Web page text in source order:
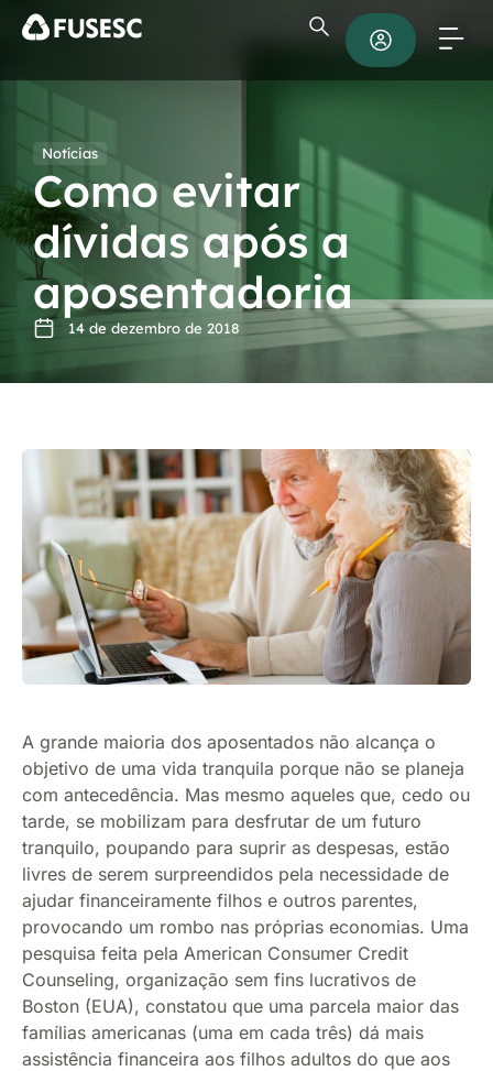
Notícias
Como evitar
dívidas após a
aposentadoria
14 de dezembro de 2018
A grande maioria dos aposentados não alcança o
objetivo de uma vida tranquila porque não se planeja
com antecedência. Mas mesmo aqueles que, cedo ou
tarde, se mobilizam para desfrutar de um futuro
tranquilo, poupando para suprir as despesas, estão
livres de serem surpreendidos pela necessidade de
ajudar financeiramente filhos e outros parentes,
provocando um rombo nas próprias economias. Uma
pesquisa feita pela American Consumer Credit
Counseling, organização sem fins lucrativos de
Boston (EUA), constatou que uma parcela maior das
famílias americanas (uma em cada três) dá mais
assistência financeira aos filhos adultos do que aos